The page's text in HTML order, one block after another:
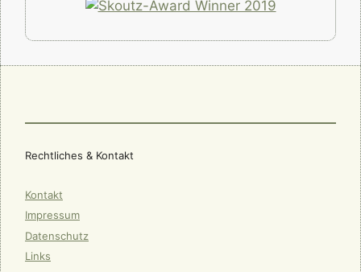
Rechtliches & Kontakt
Kontakt
Impressum
Datenschutz
Links